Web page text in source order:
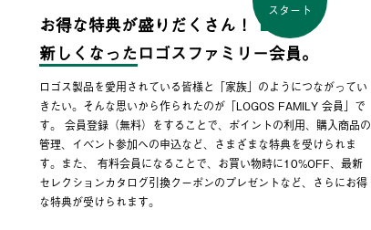
お得な特典が盛りだくさん！
スタート
新しくなったロゴスファミリー会員。
ロゴス製品を愛用されている皆様と「家族」のようにつながってい
きたい。そんな思いから作られたのが「LOGOS FAMILY 会員」で
す。 会員登録（無料）をすることで、ポイントの利用、購入商品の
管理、イベント参加への申込など、さまざまな特典を受けられま
す。また、 有料会員になることで、お買い物時に10%OFF、最新
セレクションカタログ引換クーポンのプレゼントなど、さらにお得
な特典が受けられます。